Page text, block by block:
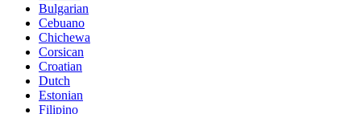
Bulgarian
Cebuano
Chichewa
Corsican
Croatian
Dutch
Estonian
Filipino